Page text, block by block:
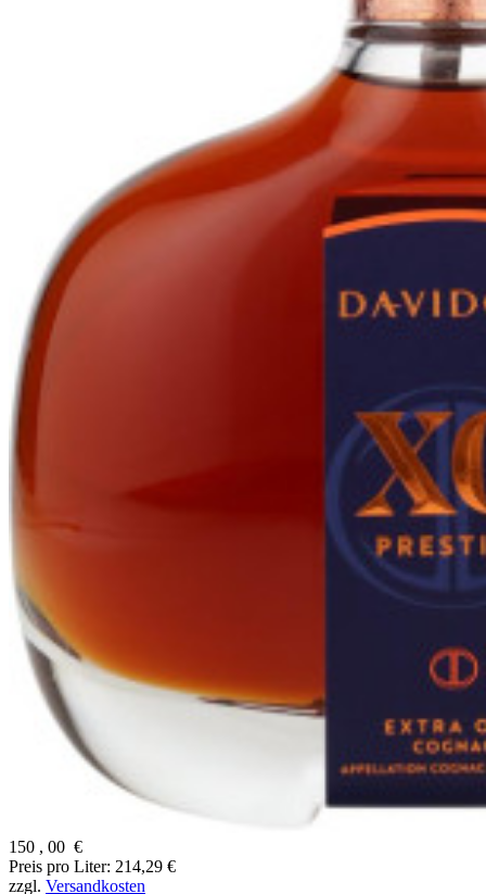
150 , 00 €
Preis pro Liter: 214,29 €
zzgl. Versandkosten